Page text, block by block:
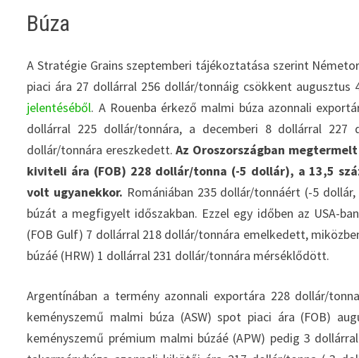
Búza
A Stratégie Grains szeptemberi tájékoztatása szerint
piaci ára 27 dollárral 256 dollár/tonnáig csökkent
jelentéséből. A Rouenba érkező malmi búza azonnali
dollárral 225 dollár/tonnára, a decemberi 8 dollárral
dollár/tonnára ereszkedett.Az Oroszországban
kiviteli ára (FOB) 228 dollár/tonna (-5 dollár), a 13,5
volt ugyanekkor. Romániában 235 dollár/tonnáért (-5
búzát a megfigyelt időszakban. Ezzel egy időben az USA-
(FOB Gulf) 7 dollárral 218 dollár/tonnára emelkedett,
búzáé (HRW) 1 dollárral 231 dollár/tonnára mérséklődött.
Argentínában a termény azonnali exportára 228 dollár/
keményszemű malmi búza (ASW) spot piaci ára (FOB)
keményszemű prémium malmi búzáé (APW) pedig 3